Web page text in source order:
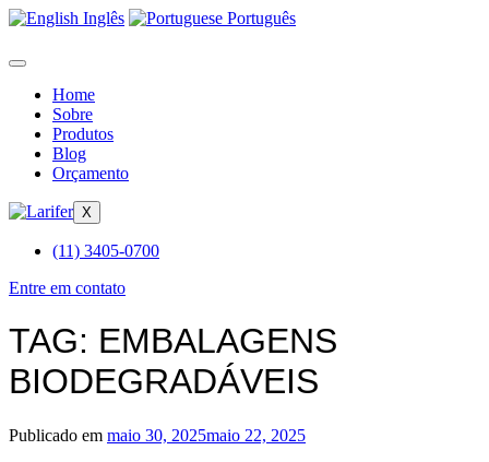
Inglês Português
Home
Sobre
Produtos
Blog
Orçamento
X
(11) 3405-0700
Entre em contato
TAG: EMBALAGENS
BIODEGRADÁVEIS
Publicado em maio 30, 2025maio 22, 2025